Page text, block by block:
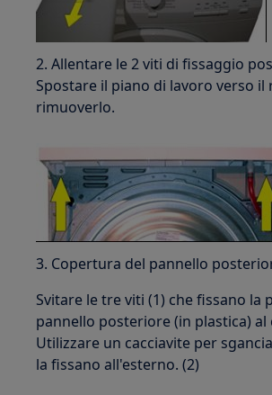
2. Allentare le 2 viti di fissaggio
Spostare il piano di lavoro verso il
rimuoverlo.
3. Copertura del pannello
Svitare le tre viti (1) che fissano la
pannello posteriore (in plastica) al
Utilizzare un cacciavite per
la fissano all'esterno. (2)